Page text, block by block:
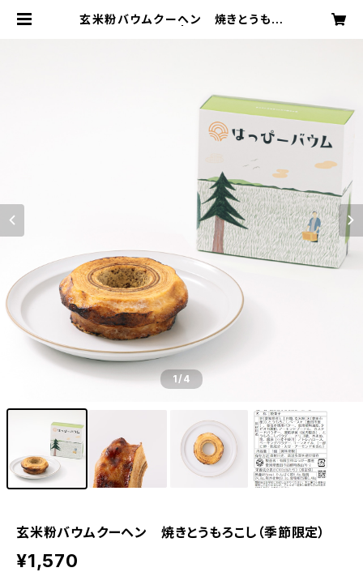
玄米粉バウムクーヘン 焼きとうもろ
1/4
玄米粉バウムクーヘン 焼きとうもろこし（季節限定）
¥1,570